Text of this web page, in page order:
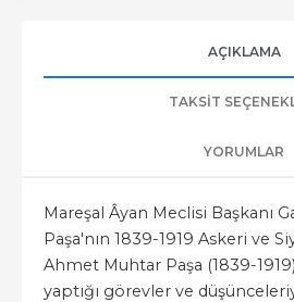
AÇIKLAMA
TAKSIT
YORUMLAR
Mareşal Âyan Meclisi Başkanı
Paşa'nın 1839-1919 Askeri ve
Ahmet Muhtar Paşa (1839-
yaptığı görevler ve